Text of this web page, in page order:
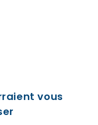
vous